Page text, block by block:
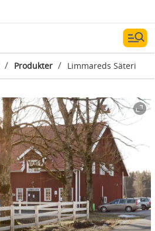
/ Produkter / Limmareds Säteri